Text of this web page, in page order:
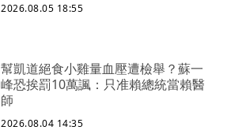
2026.08.05 18:55
幫凱道絕食小雞量血壓遭檢舉？蘇一
峰恐挨罰10萬諷：只准賴總統當賴醫
師
2026.08.04 14:35